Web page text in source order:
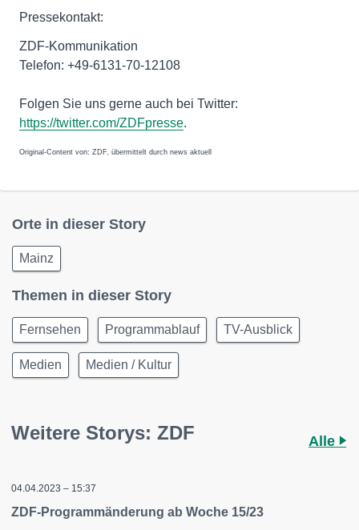
Pressekontakt:
ZDF-Kommunikation
Telefon: +49-6131-70-12108
Folgen Sie uns gerne auch bei Twitter:
https://twitter.com/ZDFpresse.
Original-Content von: ZDF, übermittelt durch news aktuell
Orte in dieser Story
Mainz
Themen in dieser Story
Fernsehen Programmablauf TV-Ausblick
Medien Medien / Kultur
Weitere Storys: ZDF Alle
04.04.2023 – 15:37
ZDF-Programmänderung ab Woche 15/23